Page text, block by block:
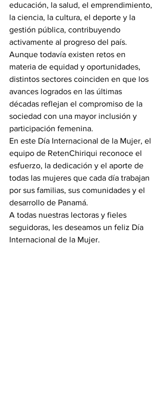
educación, la salud, el emprendimiento,
la ciencia, la cultura, el deporte y la
gestión pública, contribuyendo
activamente al progreso del país.
Aunque todavía existen retos en
materia de equidad y oportunidades,
distintos sectores coinciden en que los
avances logrados en las últimas
décadas reflejan el compromiso de la
sociedad con una mayor inclusión y
participación femenina.
En este Día Internacional de la Mujer, el
equipo de RetenChiriqui reconoce el
esfuerzo, la dedicación y el aporte de
todas las mujeres que cada día trabajan
por sus familias, sus comunidades y el
desarrollo de Panamá.
A todas nuestras lectoras y fieles
seguidoras, les deseamos un feliz Día
Internacional de la Mujer.